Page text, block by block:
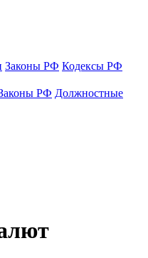
Законы РФ Кодексы РФ
РФ Должностные